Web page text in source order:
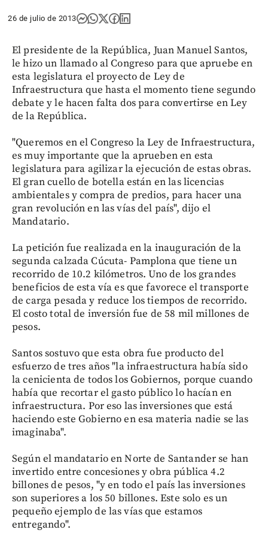
26 de julio de 2013
El presidente de la República, Juan Manuel Santos,
le hizo un llamado al Congreso para que apruebe en
esta legislatura el proyecto de Ley de
Infraestructura que hasta el momento tiene segundo
debate y le hacen falta dos para convertirse en Ley
de la República.
"Queremos en el Congreso la Ley de Infraestructura,
es muy importante que la aprueben en esta
legislatura para agilizar la ejecución de estas obras.
El gran cuello de botella están en las licencias
ambientales y compra de predios, para hacer una
gran revolución en las vías del país", dijo el
Mandatario.
La petición fue realizada en la inauguración de la
segunda calzada Cúcuta- Pamplona que tiene un
recorrido de 10.2 kilómetros. Uno de los grandes
beneficios de esta vía es que favorece el transporte
de carga pesada y reduce los tiempos de recorrido.
El costo total de inversión fue de 58 mil millones de
pesos.
Santos sostuvo que esta obra fue producto del
esfuerzo de tres años "la infraestructura había sido
la cenicienta de todos los Gobiernos, porque cuando
había que recortar el gasto público lo hacían en
infraestructura. Por eso las inversiones que está
haciendo este Gobierno en esa materia nadie se las
imaginaba".
Según el mandatario en Norte de Santander se han
invertido entre concesiones y obra pública 4.2
billones de pesos, "y en todo el país las inversiones
son superiores a los 50 billones. Este solo es un
pequeño ejemplo de las vías que estamos
entregando".